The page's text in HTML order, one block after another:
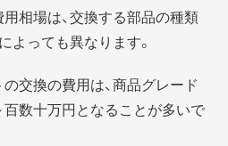
相場は、交換する部品の種類
よっても異なります。
交換の費用は、商品グレード
数十万円となることが多いで